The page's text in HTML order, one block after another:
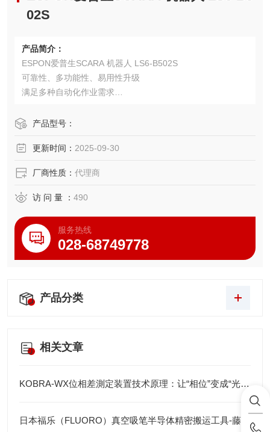
02S
产品简介：
ESPON爱普生SCARA 机器人 LS6-B502S
可靠性、多功能性、易用性升级
满足多种自动化作业需求
免电池马达单元，易于维护
通用的 I/O 接口，更具适用性的控制器
产品型号：
更新时间： 2025-09-30
厂商性质： 代理商
访 问 量 ： 490
服务热线
028-68749778
产品分类
相关文章
KOBRA-WX位相差測定装置技术原理：让“相位”变成“光强”